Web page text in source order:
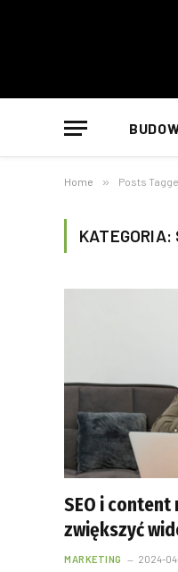
Home » Posts
KATEGORIA:
SEO i content
zwiększyć
MARKETING 2024-